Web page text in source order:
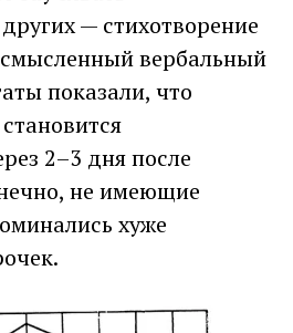
— стихотворение
вербальный
показали, что
2–3 дня после
не имеющие
хуже